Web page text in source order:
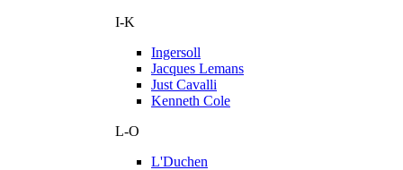
I-K
Ingersoll
Jacques Lemans
Just Cavalli
Kenneth Cole
L-O
L'Duchen